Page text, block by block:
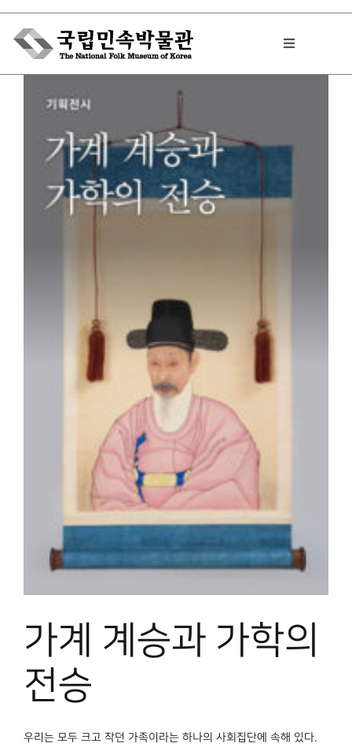
Skip
content
Toggle
박물관에서는
민속이야기
박물관 홈페이지
가계 계승과 가학의
전승
우리는 모두 크고 작던 가족이라는 하나의 사회집단에 속해 있다.